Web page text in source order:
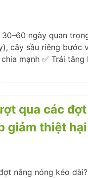
ngày quan
cây sầu riêng bước
mạnh ✅ Trái
qua các
giảm thiệt
nắng nóng kéo